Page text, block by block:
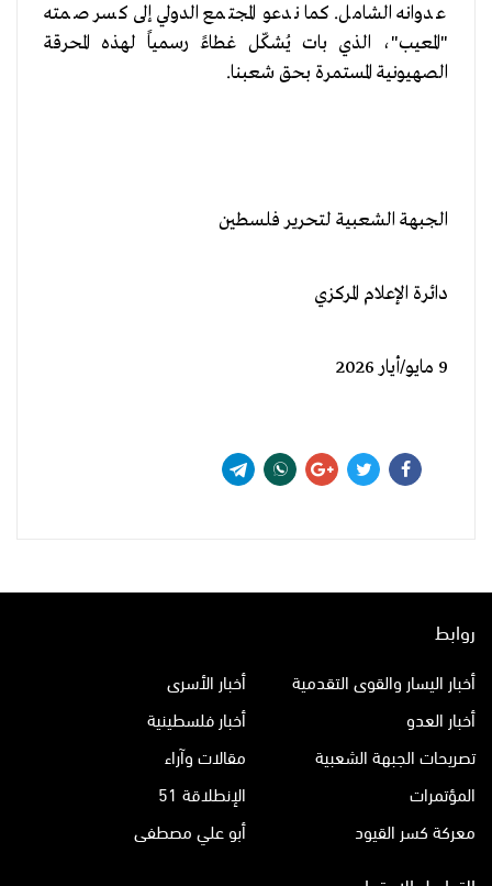
عدوانه الشامل. كما ندعو المجتمع الدولي إلى كسر صمته
"المعيب"، الذي بات يُشكّل غطاءً رسمياً لهذه المحرقة
الصهيونية المستمرة بحق شعبنا.
الجبهة الشعبية لتحرير فلسطين
دائرة الإعلام المركزي
9 مايو/أيار 2026
روابط
أخبار اليسار والقوى التقدمية
أخبار الأسرى
أخبار العدو
أخبار فلسطينية
تصريحات الجبهة الشعبية
مقالات وآراء
المؤتمرات
الإنطلاقة 51
معركة كسر القيود
أبو علي مصطفى